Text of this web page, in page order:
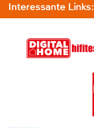
Interessante Links: